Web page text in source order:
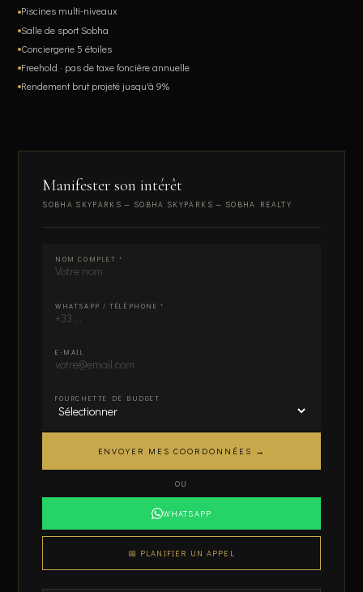
Piscines multi-niveaux
Salle de sport Sobha
Conciergerie 5 étoiles
Freehold · pas de taxe foncière annuelle
Rendement brut projeté jusqu'à 9%
Manifester son intérêt
SOBHA SKYPARKS — SOBHA SKYPARKS — SOBHA REALTY
NOM COMPLET *
WHATSAPP / TÉLÉPHONE *
E-MAIL
FOURCHETTE DE BUDGET
ENVOYER MES COORDONNÉES →
OU
WHATSAPP
📅 PLANIFIER UN APPEL